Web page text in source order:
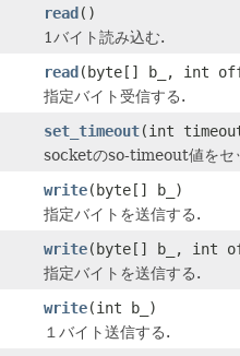
read()
1バイト読み込む.
read(byte[] b_, int
指定バイト受信する.
set_timeout(int
socketのso-timeout値をセ
write(byte[] b_)
指定バイトを送信する.
write(byte[] b_, int
指定バイトを送信する.
write(int b_)
１バイト送信する.